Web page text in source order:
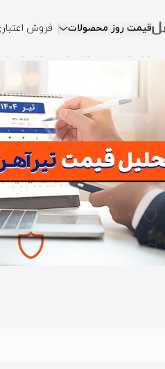
قیمت روز محصولات فروش